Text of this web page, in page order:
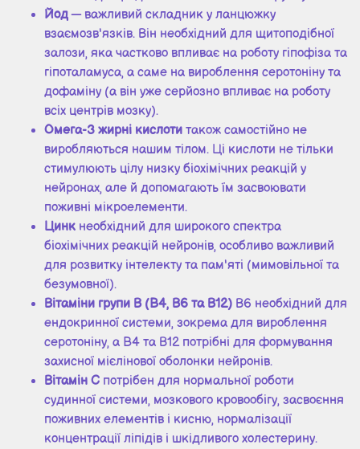
Йод— важливий складник у ланцюжку
взаємозв'язків. Він необхідний для щитоподібної
залози, яка частково впливає на роботу гіпофіза та
гіпоталамуса, а саме на вироблення серотоніну та
дофаміну (а він уже серйозно впливає на роботу
всіх центрів мозку).
Омега-3 жирні кислоти також самостійно не
виробляються нашим тілом. Ці кислоти не тільки
стимулюють цілу низку біохімічних реакцій у
нейронах, але й допомагають їм засвоювати
поживні мікроелементи.
Цинк необхідний для широкого спектра
біохімічних реакцій нейронів, особливо важливий
для розвитку інтелекту та пам'яті (мимовільної та
безумовної).
Вітаміни групи В (B4, В6 та В12) В6 необхідний для
ендокринної системи, зокрема для вироблення
серотоніну, а B4 та В12 потрібні для формування
захисної мієлінової оболонки нейронів.
Вітамін С потрібен для нормальної роботи
судинної системи, мозкового кровообігу, засвоєння
поживних елементів і кисню, нормалізації
концентрації ліпідів і шкідливого холестерину.